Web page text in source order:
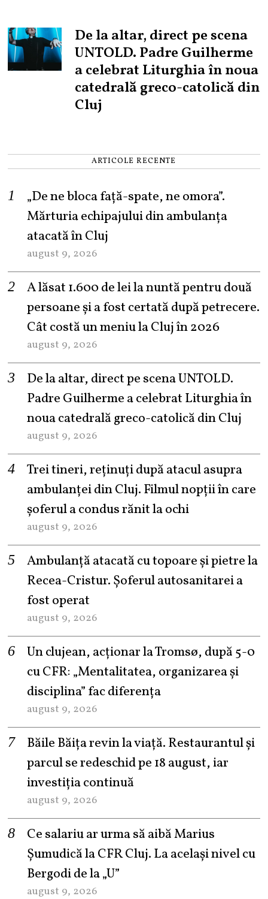
De la altar, direct pe scena
UNTOLD. Padre Guilherme
a celebrat Liturghia în noua
catedrală greco-catolică din
Cluj
ARTICOLE RECENTE
„De ne bloca față-spate, ne omora”.
Mărturia echipajului din ambulanța
atacată în Cluj
august 9, 2026
A lăsat 1.600 de lei la nuntă pentru două
persoane și a fost certată după petrecere.
Cât costă un meniu la Cluj în 2026
august 9, 2026
De la altar, direct pe scena UNTOLD.
Padre Guilherme a celebrat Liturghia în
noua catedrală greco-catolică din Cluj
august 9, 2026
Trei tineri, reținuți după atacul asupra
ambulanței din Cluj. Filmul nopții în care
șoferul a condus rănit la ochi
august 9, 2026
Ambulanță atacată cu topoare și pietre la
Recea-Cristur. Șoferul autosanitarei a
fost operat
august 9, 2026
Un clujean, acționar la Tromsø, după 5-0
cu CFR: „Mentalitatea, organizarea și
disciplina” fac diferența
august 9, 2026
Băile Băița revin la viață. Restaurantul și
parcul se redeschid pe 18 august, iar
investiția continuă
august 9, 2026
Ce salariu ar urma să aibă Marius
Șumudică la CFR Cluj. La același nivel cu
Bergodi de la „U”
august 9, 2026